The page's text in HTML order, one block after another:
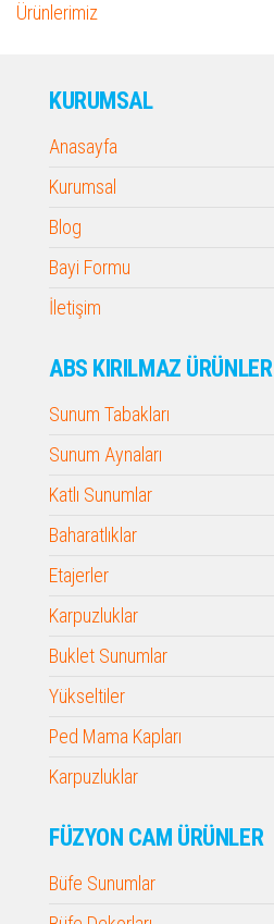
Ürünlerimiz
KURUMSAL
Anasayfa
Kurumsal
Blog
Bayi Formu
İletişim
ABS KIRILMAZ ÜRÜNLER
Sunum Tabakları
Sunum Aynaları
Katlı Sunumlar
Baharatlıklar
Etajerler
Karpuzluklar
Buklet Sunumlar
Yükseltiler
Ped Mama Kapları
Karpuzluklar
FÜZYON CAM ÜRÜNLER
Büfe Sunumlar